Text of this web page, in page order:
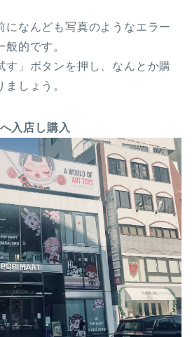
になんども写真のようなエラー
的です。
す」ボタンを押し、なんとか購
しょう。
入店し購入